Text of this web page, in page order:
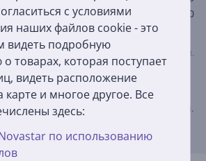
с условиями
наших файлов cookie - это
видеть подробную
товарах, которая поступает
видеть расположение
карте и многое другое. Все
здесь:
по использованию
0
только купившие его пользователи.
Оставить отзыв
просим соблюдать добрые обычаи.
об отзывах читайте здесь.